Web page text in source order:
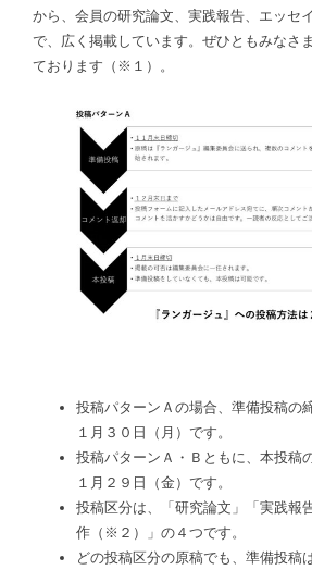
から、会員の研究論文、実践報告、エッセ
で、広く掲載しています。ぜひともみなさ
ております（※１）。​
投稿パターンＡの場合、準備投稿の
１月３０日（月）です。
投稿パターンＡ・Ｂともに、本投稿
１月２９日（金）です。
投稿区分は、「研究論文」「実践報
作（※２）」の４つです。
どの投稿区分の原稿でも、準備投稿